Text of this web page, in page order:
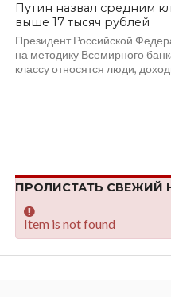
Путин назвал средним
выше 17 тысяч рублей
Президент Российской
на методику Всемирного
классу относятся люди,
ПРОЛИСТАТЬ СВЕЖИЙ
Item is not found